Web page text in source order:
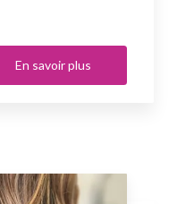
En savoir plus